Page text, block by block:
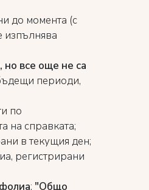
до момента (с
изпълнява
все още не са
периоди,
по
на справката;
в текущия ден;
регистрирани
: "Общо